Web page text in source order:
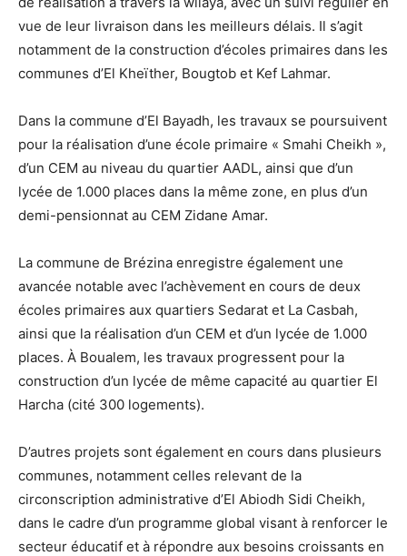
vue de leur livraison dans les meilleurs délais. Il s’agit
notamment de la construction d’écoles primaires dans les
communes d’El Kheïther, Bougtob et Kef Lahmar.
Dans la commune d’El Bayadh, les travaux se poursuivent
pour la réalisation d’une école primaire « Smahi Cheikh »,
d’un CEM au niveau du quartier AADL, ainsi que d’un
lycée de 1.000 places dans la même zone, en plus d’un
demi-pensionnat au CEM Zidane Amar.
La commune de Brézina enregistre également une
avancée notable avec l’achèvement en cours de deux
écoles primaires aux quartiers Sedarat et La Casbah,
ainsi que la réalisation d’un CEM et d’un lycée de 1.000
places. À Boualem, les travaux progressent pour la
construction d’un lycée de même capacité au quartier El
Harcha (cité 300 logements).
D’autres projets sont également en cours dans plusieurs
communes, notamment celles relevant de la
circonscription administrative d’El Abiodh Sidi Cheikh,
dans le cadre d’un programme global visant à renforcer le
secteur éducatif et à répondre aux besoins croissants en